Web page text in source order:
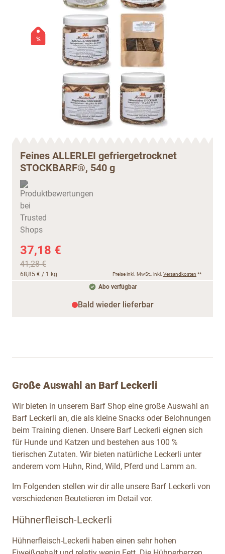
%
Feines ALLERLEI gefriergetrocknet
STOCKBARF®, 540 g
37,18 €
41,28 €
68,85 € / 1 kg Preise inkl. MwSt., inkl. Versandkosten **
Abo verfügbar
Bald wieder lieferbar
Große Auswahl an Barf Leckerli
Wir bieten in unserem Barf Shop eine große Auswahl an
Barf Leckerli an, die als kleine Snacks oder Belohnungen
beim Training dienen. Unsere Barf Leckerli eignen sich
für Hunde und Katzen und bestehen aus 100 %
tierischen Zutaten. Wir bieten natürliche Leckerli unter
anderem vom Huhn, Rind, Wild, Pferd und Lamm an.
Im Folgenden stellen wir dir alle unsere Barf Leckerli von
verschiedenen Beutetieren im Detail vor.
Hühnerfleisch-Leckerli
Hühnerfleisch-Leckerli haben einen sehr hohen